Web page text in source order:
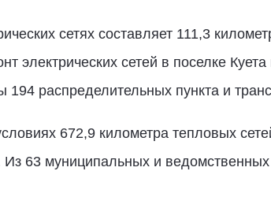
сетях составляет 111,3
электрических сетей в поселке
194 распределительных пункта и
672,9 километра тепловых
Из 63 муниципальных и